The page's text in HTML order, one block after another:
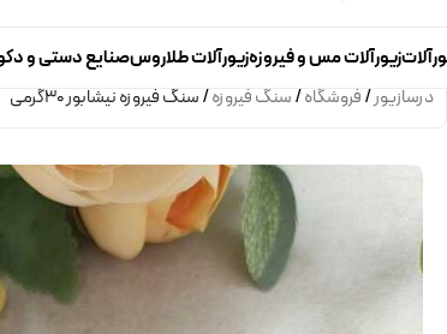
زیورآلات مس و فیروزهزیورآلات طلاروسصنایع دستی و
درسازیور/فروشگاه/سنگ فیروزه/سنگ فیروزه نیشابور 30گرمی